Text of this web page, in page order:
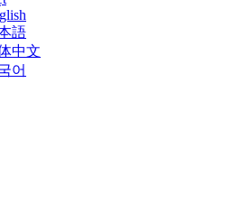
語
中文
어